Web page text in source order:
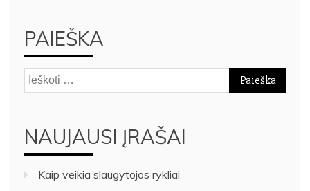
PAIEŠKA
Ieškoti:
NAUJAUSI ĮRAŠAI
Kaip veikia slaugytojos rykliai